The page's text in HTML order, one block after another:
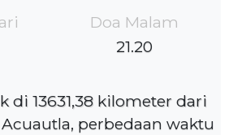
Doa Malam
21.20
di 13631,38 kilometer dari
perbedaan waktu